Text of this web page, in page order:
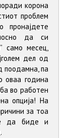
корона
проблем
да си
само месец,
дел од
поодамна, па
оваа година
во работен
опција! На
за тоа
да биде и